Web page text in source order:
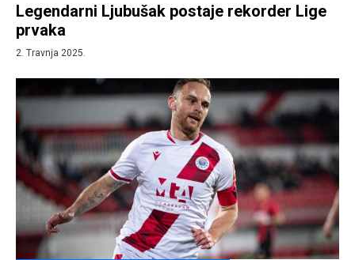
Legendarni Ljubušak postaje rekorder Lige
prvaka
2. Travnja 2025.